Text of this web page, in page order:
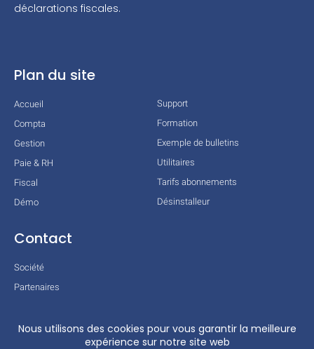
déclarations fiscales.
Plan du site
Accueil
Compta
Gestion
Paie & RH
Fiscal
Démo
Support
Formation
Exemple de bulletins
Utilitaires
Tarifs abonnements
Désinstalleur
Contact
Société
Partenaires
Mentions légales
Conditions générales